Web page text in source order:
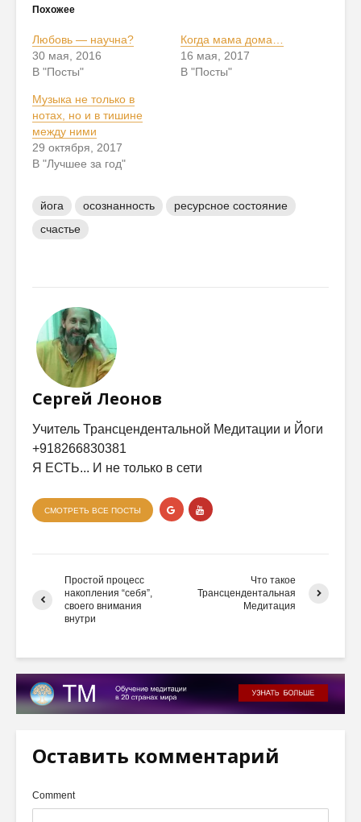
Похожее
Любовь — научна?
30 мая, 2016
В "Посты"
Когда мама дома…
16 мая, 2017
В "Посты"
Музыка не только в
нотах, но и в тишине
между ними
29 октября, 2017
В "Лучшее за год"
йога осознанность
ресурсное состояние
счастье
Сергей Леонов
Учитель Трансцендентальной Медитации и Йоги
+918266830381
Я ЕСТЬ... И не только в сети
СМОТРЕТЬ ВСЕ ПОСТЫ
Простой процесс
накопления “себя”,
своего внимания
внутри
Что такое
Трансцендентальная
Медитация
Оставить комментарий
Comment